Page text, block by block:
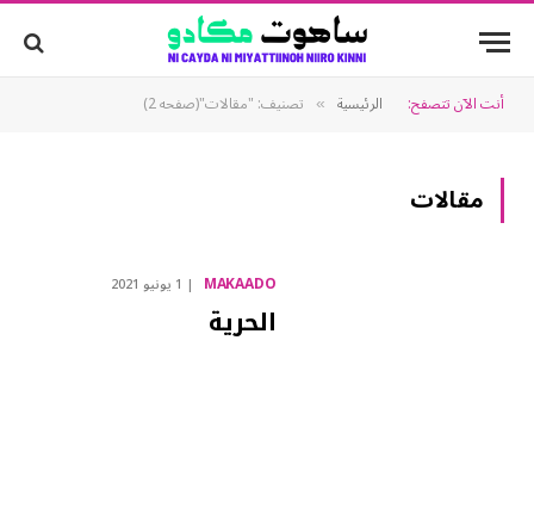
أنت الآن تتصفح: الرئيسية » تصنيف: "مقالات"(صفحه 2)
مقالات
MAKAADO 1 يونيو 2021
الحرية